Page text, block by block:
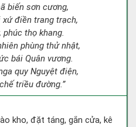
biến sơn cương,
xứ điền trang trạch,
phúc thọ khang.
phùng thử nhật,
bái Quân vương.
quy Nguyệt điện,
triều đường.”
kho, đặt táng, gắn cửa, kê